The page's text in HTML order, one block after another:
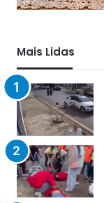
Mais Lidas